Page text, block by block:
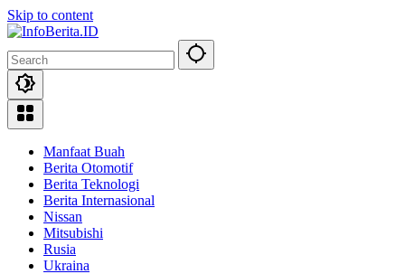
Skip to content
Manfaat Buah
Berita Otomotif
Berita Teknologi
Berita Internasional
Nissan
Mitsubishi
Rusia
Ukraina